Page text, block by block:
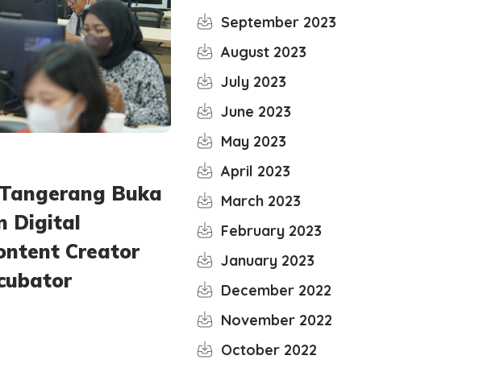
Buka
Digital
Creator
September 2023
August 2023
July 2023
June 2023
May 2023
April 2023
March 2023
February 2023
January 2023
December 2022
November 2022
October 2022